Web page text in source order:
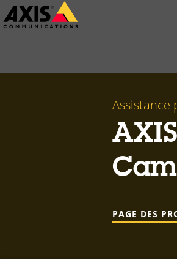
Passer
au
PAGE DES